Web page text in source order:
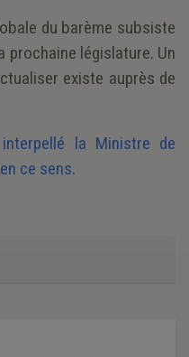
du barème subsiste
législature. Un
existe auprès de
la Ministre de
ce sens.